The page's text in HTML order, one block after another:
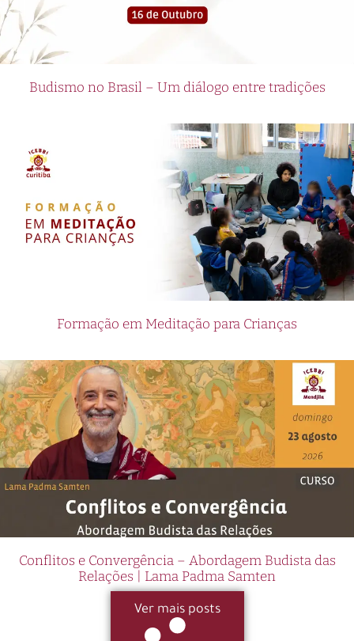
Budismo no Brasil – Um diálogo entre tradições
Formação em Meditação para Crianças
Conflitos e Convergência – Abordagem Budista das
Relações | Lama Padma Samten
Ver mais posts